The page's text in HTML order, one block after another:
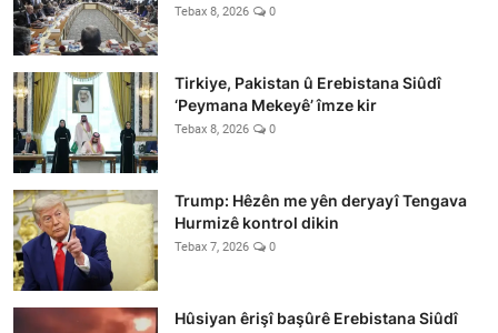
Tebax 8, 2026 0
Tirkiye, Pakistan û Erebistana Siûdî
‘Peymana Mekeyê’ îmze kir
Tebax 8, 2026 0
Trump: Hêzên me yên deryayî Tengava
Hurmizê kontrol dikin
Tebax 7, 2026 0
Hûsiyan êrişî başûrê Erebistana Siûdî